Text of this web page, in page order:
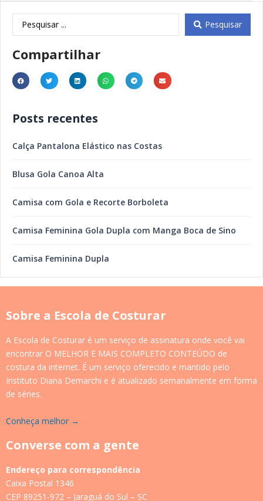
Pesquisar
Compartilhar
Posts recentes
Calça Pantalona Elástico nas Costas
Blusa Gola Canoa Alta
Camisa com Gola e Recorte Borboleta
Camisa Feminina Gola Dupla com Manga Boca de Sino
Camisa Feminina Dupla
Sobre a Escola de Costurar
A Escola de Costurar é um serviço de assinatura onde você vai
encontrar O MELHOR E MAIS COMPLETO CONTEÚDO de
costura da internet. É um serviço oferecido e mantido pelo
Instituto Diana Demarchi e é atualizado semanalmente em forma
de séries.
Conheça melhor →
Converse com a gente
Endereço para correspondência
Caixa Postal 1346
CEP 89251-972 – Jaraguá do Sul – SC